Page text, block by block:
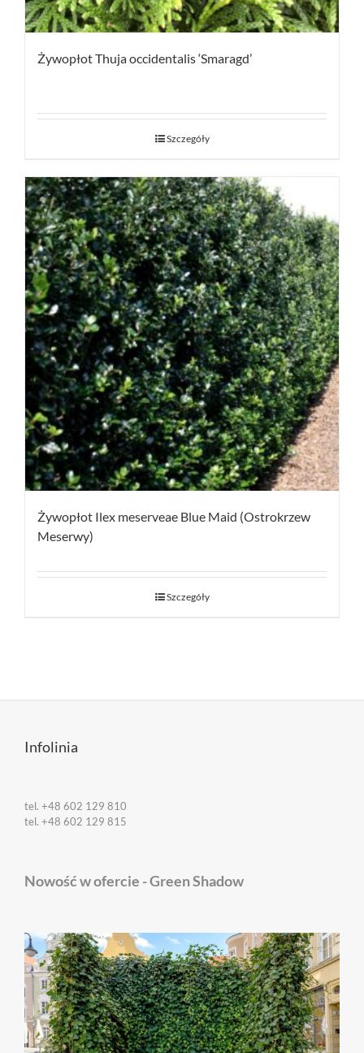
Żywopłot Thuja occidentalis ‘Smaragd’
Szczegóły
Żywopłot Ilex meserveae Blue Maid (Ostrokrzew
Meserwy)
Szczegóły
Infolinia
tel. +48 602 129 810
tel. +48 602 129 815
Nowość w ofercie - Green Shadow